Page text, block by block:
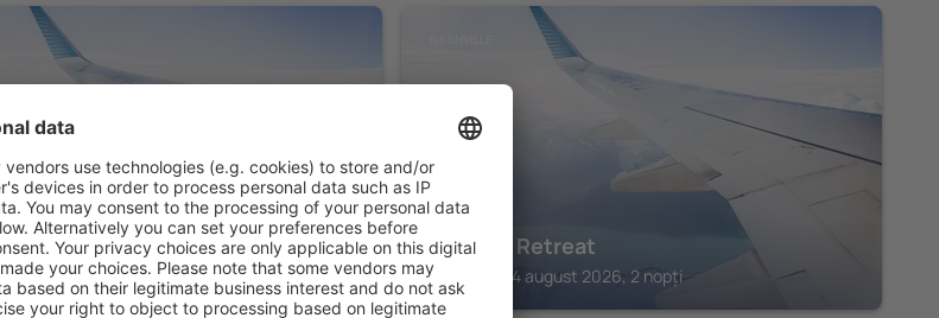
Cabins Brown County Indiana,
Collection by Marriott Bonvoy
14 august 2026, 2 nopți
Treetop Retreat
Nashville, 14 august 2026, 2 nopți